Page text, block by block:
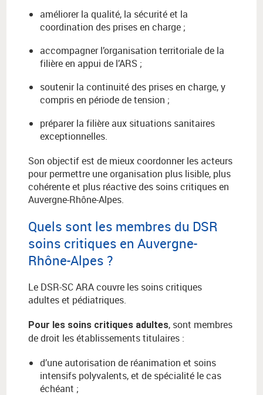
améliorer la qualité, la sécurité et la
coordination des prises en charge ;
accompagner l’organisation territoriale de la
filière en appui de l’ARS ;
soutenir la continuité des prises en charge, y
compris en période de tension ;
préparer la filière aux situations sanitaires
exceptionnelles.
Son objectif est de mieux coordonner les acteurs
pour permettre une organisation plus lisible, plus
cohérente et plus réactive des soins critiques en
Auvergne-Rhône-Alpes.
Quels sont les membres du DSR
soins critiques en Auvergne-
Rhône-Alpes ?
Le DSR-SC ARA couvre les soins critiques
adultes et pédiatriques.
Pour les soins critiques adultes, sont membres
de droit les établissements titulaires :
d’une autorisation de réanimation et soins
intensifs polyvalents, et de spécialité le cas
échéant ;